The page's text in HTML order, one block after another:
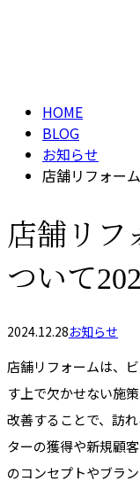
HOME
BLOG
お知らせ
店舗リフォー
店舗リフ
ついて
2024.12.28お知らせ
店舗リフォームは、
す上で欠かせない施
改善することで、訪
ターの獲得や新規顧
のコンセプトやブラ